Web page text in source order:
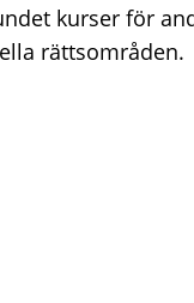
kurser för
rättsområden.